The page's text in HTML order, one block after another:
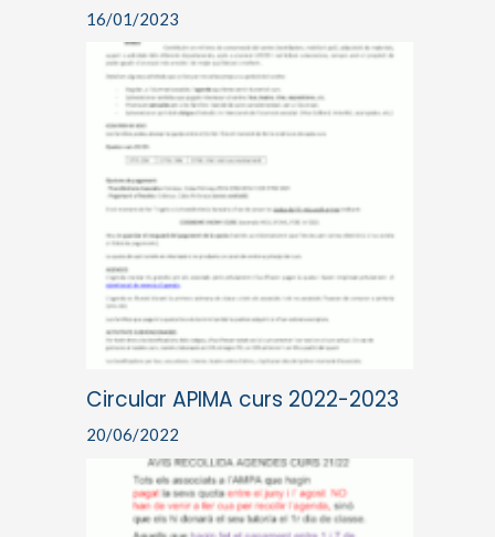
16/01/2023
Circular APIMA curs 2022-2023
20/06/2022